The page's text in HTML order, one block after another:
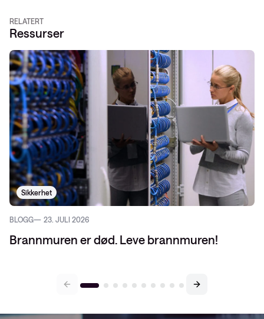
RELATERT
Ressurser
Sikkerhet
BLOGG 23. JULI 2026
Brannmuren er død. Leve brannmuren!